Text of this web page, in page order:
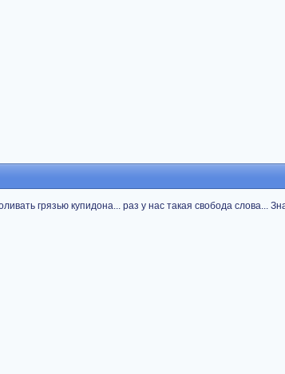
грязью купидона... раз у нас такая свобода слова...